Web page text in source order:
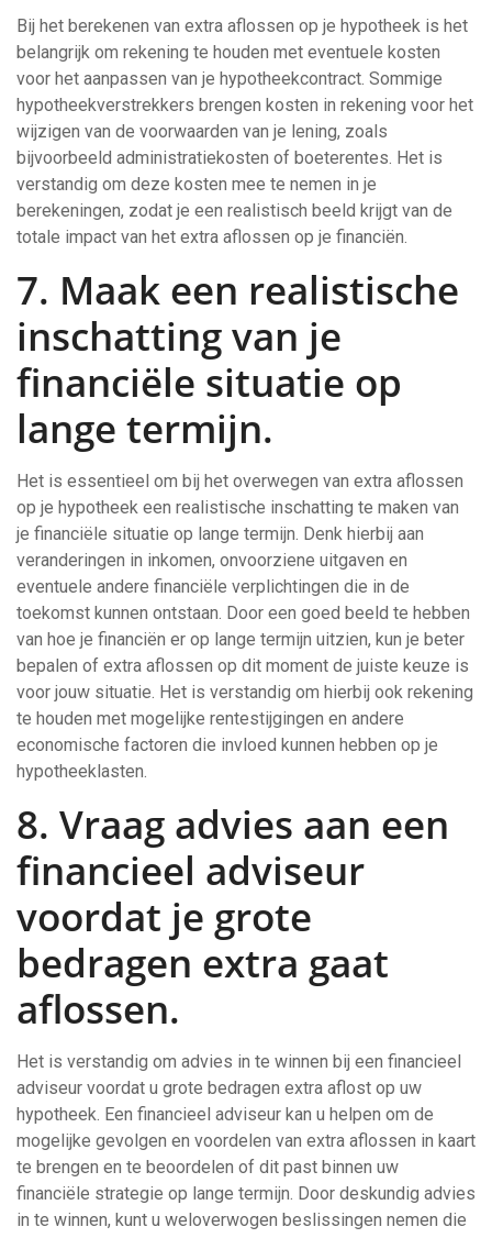
Bij het berekenen van extra aflossen op je hypotheek is het
belangrijk om rekening te houden met eventuele kosten
voor het aanpassen van je hypotheekcontract. Sommige
hypotheekverstrekkers brengen kosten in rekening voor het
wijzigen van de voorwaarden van je lening, zoals
bijvoorbeeld administratiekosten of boeterentes. Het is
verstandig om deze kosten mee te nemen in je
berekeningen, zodat je een realistisch beeld krijgt van de
totale impact van het extra aflossen op je financiën.
7. Maak een realistische
inschatting van je
financiële situatie op
lange termijn.
Het is essentieel om bij het overwegen van extra aflossen
op je hypotheek een realistische inschatting te maken van
je financiële situatie op lange termijn. Denk hierbij aan
veranderingen in inkomen, onvoorziene uitgaven en
eventuele andere financiële verplichtingen die in de
toekomst kunnen ontstaan. Door een goed beeld te hebben
van hoe je financiën er op lange termijn uitzien, kun je beter
bepalen of extra aflossen op dit moment de juiste keuze is
voor jouw situatie. Het is verstandig om hierbij ook rekening
te houden met mogelijke rentestijgingen en andere
economische factoren die invloed kunnen hebben op je
hypotheeklasten.
8. Vraag advies aan een
financieel adviseur
voordat je grote
bedragen extra gaat
aflossen.
Het is verstandig om advies in te winnen bij een financieel
adviseur voordat u grote bedragen extra aflost op uw
hypotheek. Een financieel adviseur kan u helpen om de
mogelijke gevolgen en voordelen van extra aflossen in kaart
te brengen en te beoordelen of dit past binnen uw
financiële strategie op lange termijn. Door deskundig advies
in te winnen, kunt u weloverwogen beslissingen nemen die